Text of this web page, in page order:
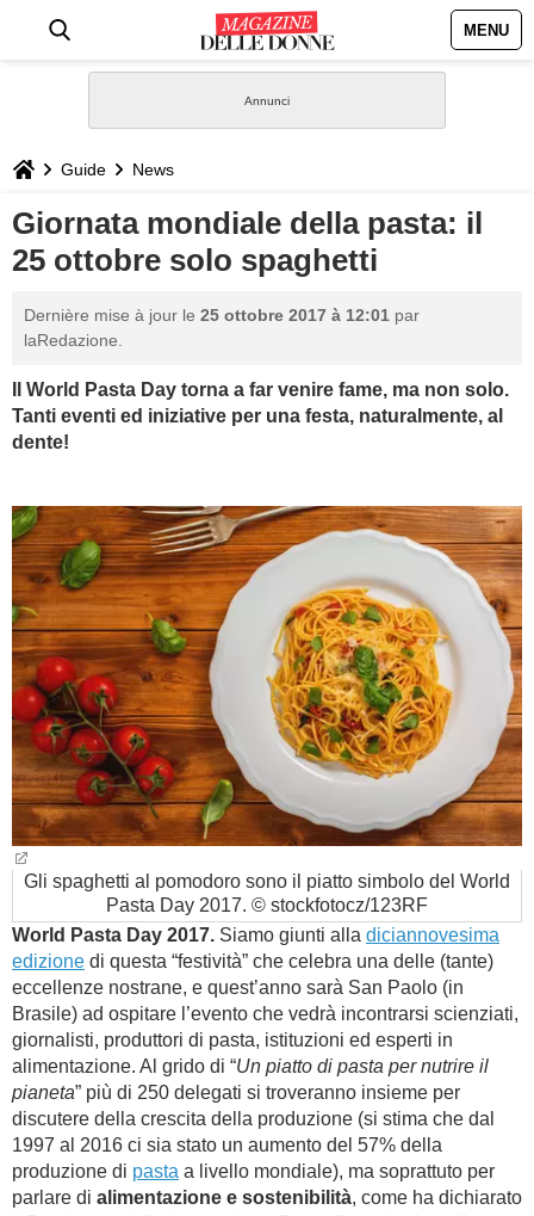
MENU
STILE
BIOGRAFIE
DEFINIZIONI
GASTRONOMIA
SESSO
BAMBINO
DIETA
GUIDE
FORUM
Guide News
Giornata mondiale della pasta: il
25 ottobre solo spaghetti
Dernière mise à jour le 25 ottobre 2017 à 12:01 par
laRedazione.
Il World Pasta Day torna a far venire fame, ma non solo.
Tanti eventi ed iniziative per una festa, naturalmente, al
dente!
Gli spaghetti al pomodoro sono il piatto simbolo del World
Pasta Day 2017. © stockfotocz/123RF
World Pasta Day 2017. Siamo giunti alla diciannovesima
edizione di questa “festività” che celebra una delle (tante)
eccellenze nostrane, e quest’anno sarà San Paolo (in
Brasile) ad ospitare l’evento che vedrà incontrarsi scienziati,
giornalisti, produttori di pasta, istituzioni ed esperti in
alimentazione. Al grido di “Un piatto di pasta per nutrire il
pianeta” più di 250 delegati si troveranno insieme per
discutere della crescita della produzione (si stima che dal
1997 al 2016 ci sia stato un aumento del 57% della
produzione di pasta a livello mondiale), ma soprattuto per
parlare di alimentazione e sostenibilità, come ha dichiarato